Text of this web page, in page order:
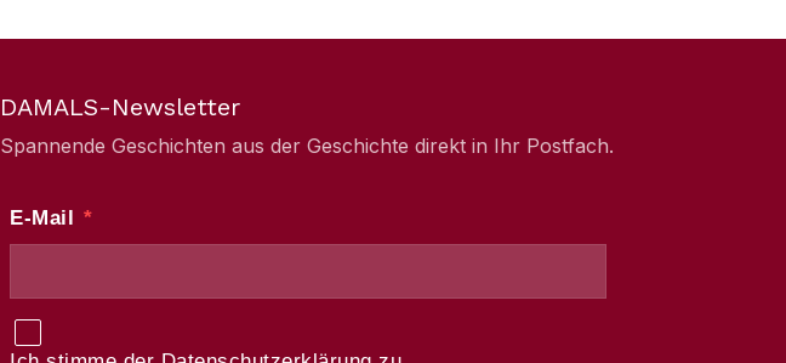
DAMALS-Newsletter
Spannende Geschichten aus der Geschichte direkt in Ihr Postfach.